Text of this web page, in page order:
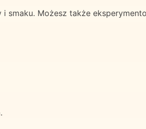
smaku. Możesz także